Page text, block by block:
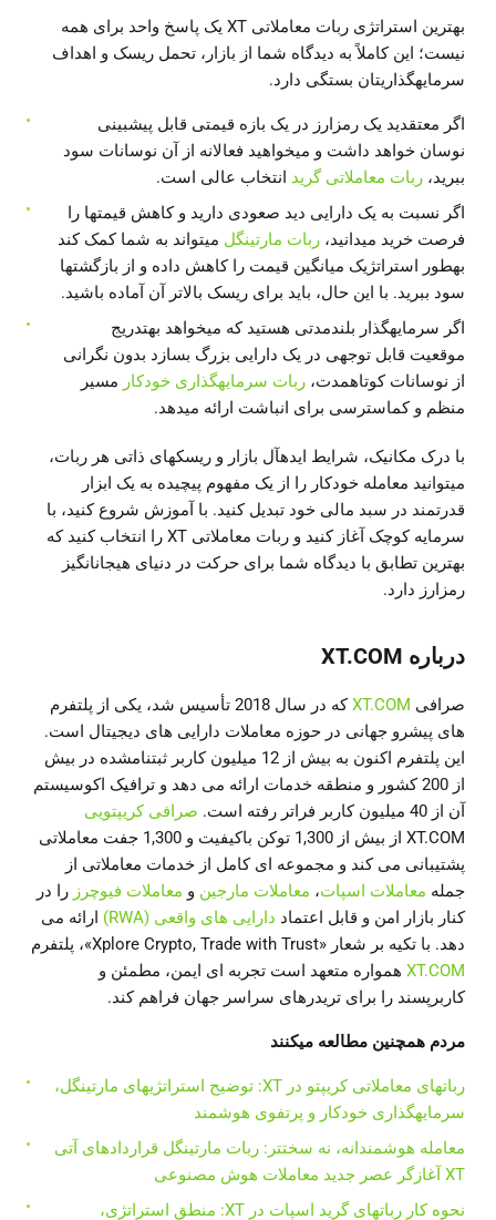
بهترین استراتژی ربات معاملاتی XT یک پاسخ واحد برای همه
نیست؛ این کاملاً به دیدگاه شما از بازار، تحمل ریسک و اهداف
سرمایهگذاریتان بستگی دارد.
اگر معتقدید یک رمزارز در یک بازه قیمتی قابل پیشبینی
نوسان خواهد داشت و میخواهید فعالانه از آن نوسانات سود
ببرید، ربات معاملاتی گرید انتخاب عالی است.
اگر نسبت به یک دارایی دید صعودی دارید و کاهش قیمتها را
فرصت خرید میدانید، ربات مارتینگل میتواند به شما کمک کند
بهطور استراتژیک میانگین قیمت را کاهش داده و از بازگشتها
سود ببرید. با این حال، باید برای ریسک بالاتر آن آماده باشید.
اگر سرمایهگذار بلندمدتی هستید که میخواهد بهتدریج
موقعیت قابل توجهی در یک دارایی بزرگ بسازد بدون نگرانی
از نوسانات کوتاهمدت، ربات سرمایهگذاری خودکار مسیر
منظم و کماسترسی برای انباشت ارائه میدهد.
با درک مکانیک، شرایط ایدهآل بازار و ریسکهای ذاتی هر ربات،
میتوانید معامله خودکار را از یک مفهوم پیچیده به یک ابزار
قدرتمند در سبد مالی خود تبدیل کنید. با آموزش شروع کنید، با
سرمایه کوچک آغاز کنید و ربات معاملاتی XT را انتخاب کنید که
بهترین تطابق با دیدگاه شما برای حرکت در دنیای هیجانانگیز
رمزارز دارد.
درباره XT.COM
صرافی XT.COM
که در سال 2018 تأسیس شد، یکی از پلتفرم
های پیشرو جهانی در حوزه معاملات دارایی های دیجیتال است.
این پلتفرم اکنون به بیش از 12 میلیون کاربر ثبتنامشده در بیش
از 200 کشور و منطقه خدمات ارائه می دهد و ترافیک اکوسیستم
آن از 40 میلیون کاربر فراتر رفته است.
صرافی کریپتویی
XT.COM از بیش از 1,300 توکن باکیفیت و 1,300 جفت معاملاتی
پشتیبانی می کند و مجموعه ای کامل از خدمات معاملاتی از
جمله معاملات اسپات، معاملات مارجین و معاملات فیوچرز را در
کنار بازار امن و قابل اعتماد دارایی های واقعی (RWA)
ارائه می
دهد. با تکیه بر شعار «Xplore Crypto, Trade with Trust»، پلتفرم
XT.COM همواره متعهد است تجربه ای ایمن، مطمئن و
کاربرپسند را برای تریدرهای سراسر جهان فراهم کند.
مردم همچنین مطالعه میکنند
رباتهای معاملاتی کریپتو در XT: توضیح استراتژیهای مارتینگل،
سرمایهگذاری خودکار و پرتفوی هوشمند
معامله هوشمندانه، نه سختتر: ربات مارتینگل قراردادهای آتی
XT آغازگر عصر جدید معاملات هوش مصنوعی
نحوه کار رباتهای گرید اسپات در XT: منطق استراتژی،